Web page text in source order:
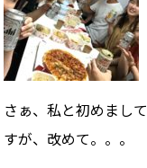
さぁ、私と初めまし
すが、改めて。。。